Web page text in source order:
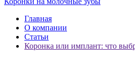
Главная
О компании
Статьи
Коронка или имплант: что